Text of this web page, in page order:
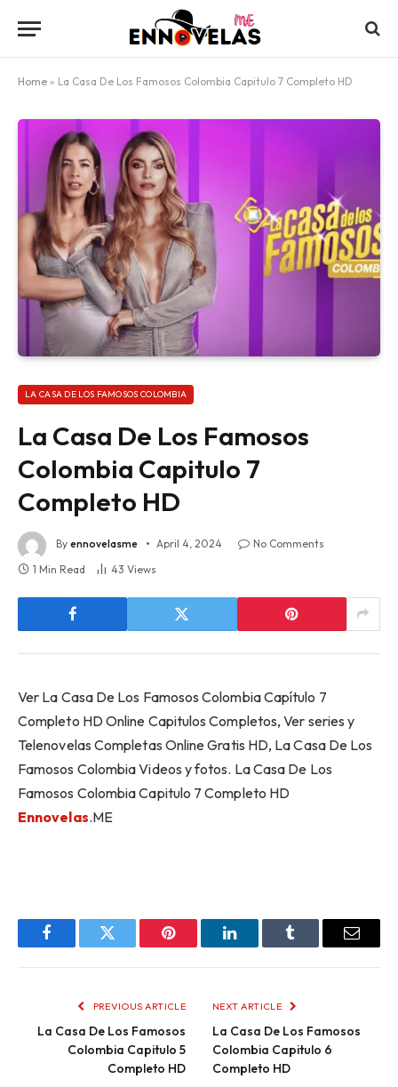
Home » La Casa De Los Famosos Colombia Capitulo 7 Completo HD
LA CASA DE LOS FAMOSOS COLOMBIA
La Casa De Los Famosos
Colombia Capitulo 7
Completo HD
By ennovelasme April 4, 2024
No Comments
1 Min Read
43 Views
Ver La Casa De Los Famosos Colombia Capítulo 7
Completo HD Online Capitulos Completos, Ver series y
Telenovelas Completas Online Gratis HD, La Casa De Los
Famosos Colombia Videos y fotos. La Casa De Los
Famosos Colombia Capitulo 7 Completo HD
Ennovelas.ME
FacebookTwitter Pinterest LinkedInTumblr Email
PREVIOUS ARTICLE
La Casa De Los Famosos
Colombia Capitulo 5
Completo HD
NEXT ARTICLE
La Casa De Los Famosos
Colombia Capitulo 6
Completo HD